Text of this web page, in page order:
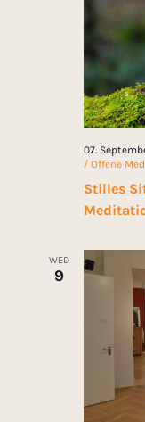
Stilles
07.
/ Offene
WED
9